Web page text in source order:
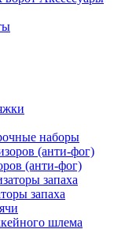
наборы
(анти-фог)
запаха